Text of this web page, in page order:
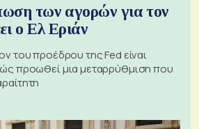
των αγορών για τον
ο Ελ Εριάν
του προέδρου της Fed είναι
προωθεί μια μεταρρύθμιση που